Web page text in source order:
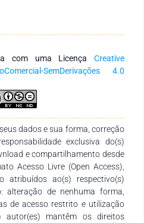
com uma Licença Creative
SemDerivações 4.0
dados e sua forma, correção
exclusiva do(s)
e compartilhamento desde
Acesso Livre (Open Access),
atribuídos ao(s) respectivo(s)
alteração de nenhuma forma,
de acesso restrito e utilização
autor(es) mantêm os direitos